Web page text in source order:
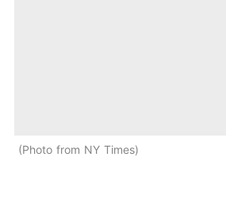
Photo from NY Times